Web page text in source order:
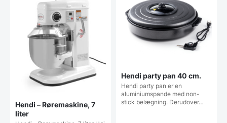
Hendi – Røremaskine, 7
liter
Hendi party pan 40 cm.
Hendi party pan er en
aluminiumspande med non-
stick belægning. Derudover…